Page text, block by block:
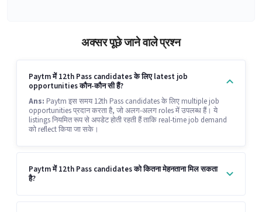
अक्सर पूछे जाने वाले प्रश्न
Paytm में 12th Pass candidates के लिए latest job
opportunities कौन-कौन सी हैं?
Ans: Paytm इस समय 12th Pass candidates के लिए multiple job
opportunities प्रदान करता है, जो अलग-अलग roles में उपलब्ध हैं। ये
listings नियमित रूप से अपडेट होती रहती हैं ताकि real-time job demand
को reflect किया जा सके।
Paytm में 12th Pass candidates को कितना मेहनताना मिल सकता
है?